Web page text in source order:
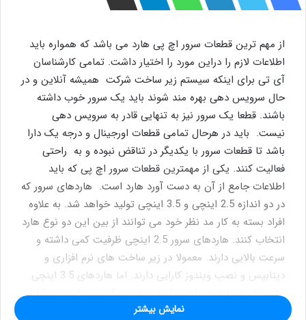
از مهم ترین قطعات سرور اچ پی هارد می باشد که همواره باید
اطلاعات لازم را دراین مورد را اختیار داشت. تمامی کارشناسان
آی تی برای اینکه سیستم زیر ساخت شرکت همیشه آنلاین و در
حال سرویس دهی بهره مند شوند باید یک سرور خوب داشته
باشند. قطعا یک سرور نیز به تنهایی قادر به سرویس دهی
نیست. باید در هرحال تمامی قطعات اورجینال و درجه یک دارا
باشد تا قطعات سرور با یکدیگر در تناقض نبوده و به راحتی
فعالیت کنند. یکی از مهمترین قطعات سرور اچ پی که باید
اطلاعات جامع از آن به دست آورد هارد است. هاردهای سرور که
در دو اندازه 2.5 اینچی و 3.5 اینچی تولید خواهد شد. به علاوه
افراد بسته به کار مد نظر خود می توانند از بین این دو نوع هارد
انتخاب کنند. هاردهای سرور 2.5 اینچی ظرفیت کمی داشته و
سرعت بالایی دارند. معمولا در زیر ساخت های نرم افزاری و
دیتابیس و نصب ویندوز کارایی دارند. اما هاردهای 3.5 اینچی
برای ذخیره سازی دیتا در سازمان های بزرگ مورد استفاده قرار
می گیرند. برای خرید هارد سرور ها می توانید از کارشناسان ما
نمایش بیشتر